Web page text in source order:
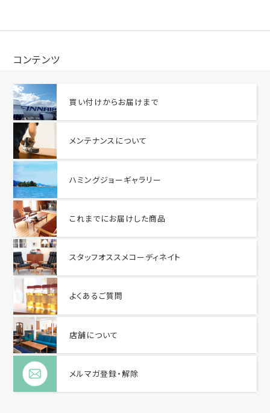
コンテンツ
買い付けからお届けまで
メンテナンスについて
ハミングジョーギャラリー
これまでにお届けした商品
スタッフオススメコーディネイト
よくあるご質問
店舗について
メルマガ登録・解除